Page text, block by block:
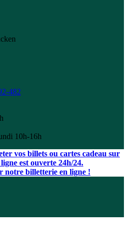
482
10h-16h
vos billets ou cartes cadeau sur
est ouverte 24h/24.
notre billetterie en ligne !